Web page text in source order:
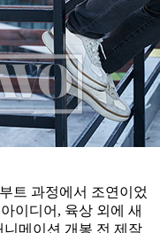
트 과정에서 조연이었
이디어, 육상 외에 새
메이션 개봉 전 제작